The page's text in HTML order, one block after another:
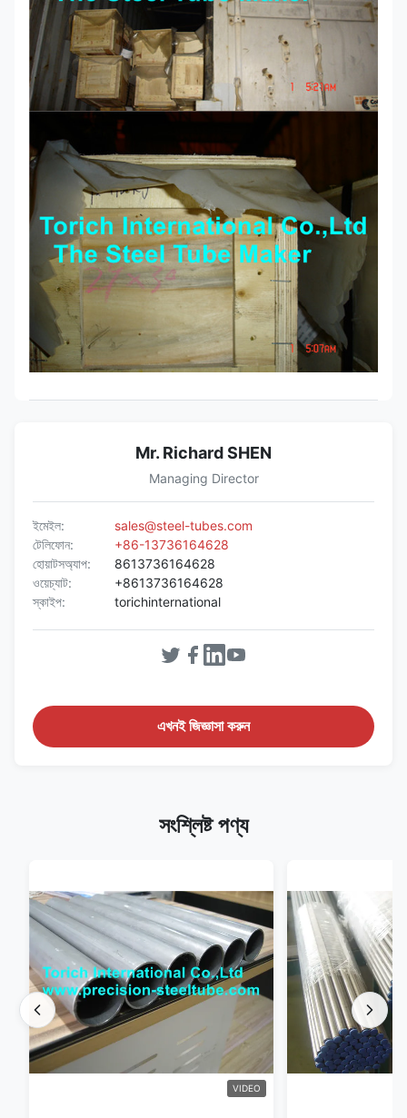
Mr. Richard SHEN
Managing Director
ইমেইল:
sales@steel-tubes.com
টেলিফোন:
+86-13736164628
হোয়াটসঅ্যাপ:
8613736164628
ওয়েচ্যাট:
+8613736164628
স্কাইপ:
torichinternational
এখনই জিজ্ঞাসা করুন
সংশ্লিষ্ট পণ্য
VIDEO